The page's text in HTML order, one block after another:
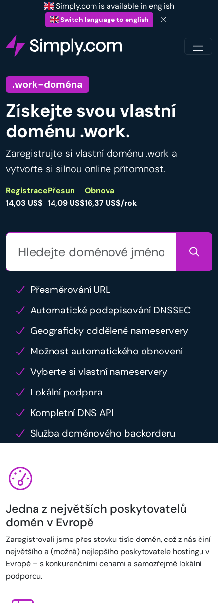
Simply.com is available in english
Switch language to english
.work-doména
Získejte svou vlastní
doménu .work.
Zaregistrujte si vlastní doménu .work a
vytvořte si silnou online přítomnost.
Registrace
14,03 US$
Přesun
14,09 US$
Obnova
16,37 US$/rok
Přesměrování URL
Automatické podepisování DNSSEC
Geograficky oddělené nameservery
Možnost automatického obnovení
Vyberte si vlastní nameservery
Lokální podpora
Kompletní DNS API
Služba doménového backorderu
Jedna z největších poskytovatelů
domén v Evropě
Zaregistrovali jsme přes stovku tisíc domén, což z nás činí
největšího a (možná) nejlepšího poskytovatele hostingu v
Evropě – s konkurenčními cenami a samozřejmě lokální
podporou.